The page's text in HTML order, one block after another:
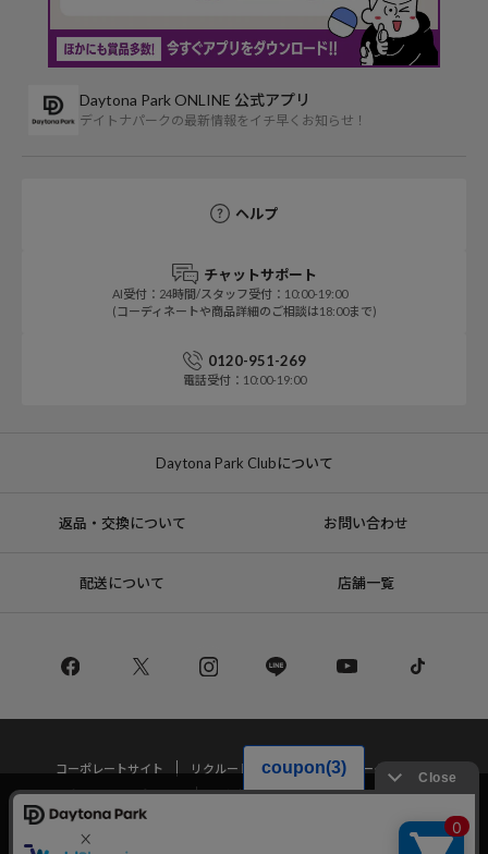
Daytona Park ONLINE 公式アプリ
デイトナパークの最新情報をイチ早くお知らせ！
ヘルプ
チャットサポート
AI受付：24時間/スタッフ受付：10:00-19:00
(コーディネートや商品詳細のご相談は18:00まで)
0120-951-269
電話受付：10:00-19:00
Daytona Park Clubについて
返品・交換について お問い合わせ
配送について 店舗一覧
コーポレートサイト リクルート
サステナブルマークについて
プライバシーポリシー
特定商取引法・古物営業法に基づく表記
当サイトでは利用体験の向上およびコンテンツの最適な提供、トラフィック
の分析を目的としてCookieを使用しています。